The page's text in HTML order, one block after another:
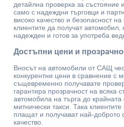
детайлна проверка за състояние
само с надеждни търговци и
високо качество и безопасност
клиентите да получат автомобил,
надежден и готов за употреба
Достъпни цени и
Вносът на автомобили от САЩ
конкурентни цени в сравнение с
същевременно получавате
гарантира прозрачност на всяка
автомобила на търга до крайната
митнически такси. Така клиентите
плащат и получават най-доброто
качество.